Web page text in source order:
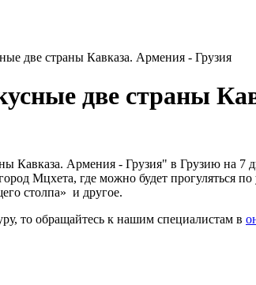
две страны Кавказа. Армения - Грузия
две страны
Кавказа. Армения - Грузия" в Грузию на
Мцхета, где можно будет прогуляться
столпа» и другое.
то обращайтесь к нашим специалистам в